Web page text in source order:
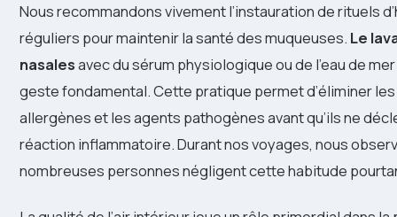
Nous recommandons vivement l’instauration de rituels
réguliers pour maintenir la santé des muqueuses. Le
nasalesavec du sérum physiologique ou de l’eau de
geste fondamental. Cette pratique permet d’éliminer
allergènes et les agents pathogènes avant qu’ils ne
réaction inflammatoire. Durant nos voyages, nous
nombreuses personnes négligent cette habitude